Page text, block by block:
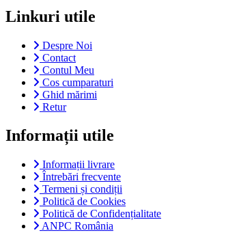
Linkuri utile
Despre Noi
Contact
Contul Meu
Cos cumparaturi
Ghid mărimi
Retur
Informații utile
Informații livrare
Întrebări frecvente
Termeni și condiții
Politică de Cookies
Politică de Confidențialitate
ANPC România